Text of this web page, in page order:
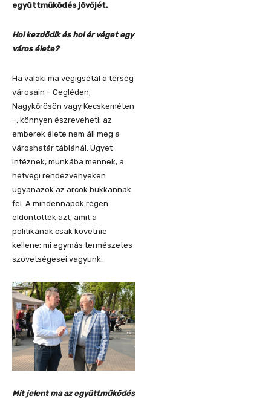
együttműködés jövőjét.
Hol kezdődik és hol ér véget egy
város élete?
Ha valaki ma végigsétál a térség
városain – Cegléden,
Nagykőrösön vagy Kecskeméten
–, könnyen észreveheti: az
emberek élete nem áll meg a
városhatár táblánál. Ügyet
intéznek, munkába mennek, a
hétvégi rendezvényeken
ugyanazok az arcok bukkannak
fel. A mindennapok régen
eldöntötték azt, amit a
politikának csak követnie
kellene: mi egymás természetes
szövetségesei vagyunk.
Mit jelent ma az együttműködés